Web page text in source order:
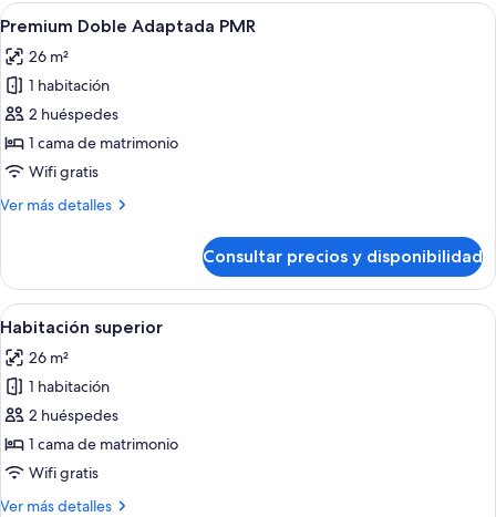
Abrir
todas
las
fotos
de
Premium
Doble
PMR
Ropa de cama de alta calidad,
4
Premium Doble Adaptada PMR
26 m²
1 habitación
2 huéspedes
1 cama de matrimonio
Wifi gratis
Ver más detalles
Más
Doble
Adaptada
PMR
Consultar precios y disponibilidad
Abrir
todas
las
fotos
de
Habitación
superior
Ropa de cama de alta calidad,
5
Habitación superior
26 m²
1 habitación
2 huéspedes
1 cama de matrimonio
Wifi gratis
Ver más detalles
Más